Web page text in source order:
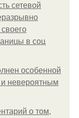
сетевой
в соц
особенной
и невероятным
о том,